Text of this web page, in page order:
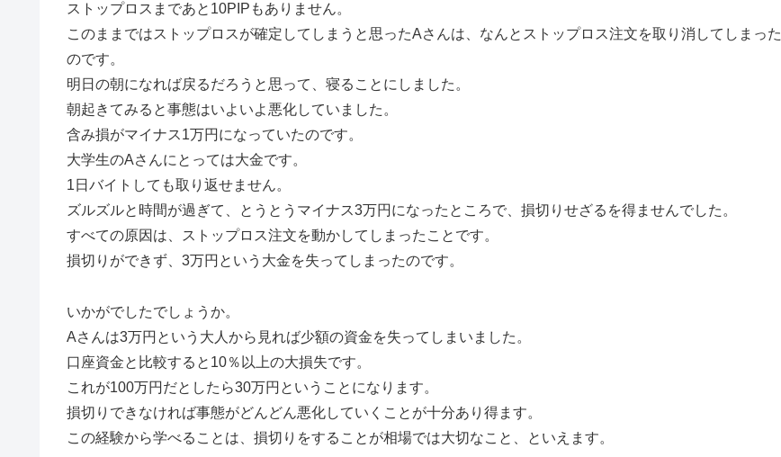
ストップロスまであと10PIPもありません。
このままではストップロスが確定してしまうと思ったAさんは、なんとストップロス注文を取り消してしまった
のです。
明日の朝になれば戻るだろうと思って、寝ることにしました。
朝起きてみると事態はいよいよ悪化していました。
含み損がマイナス1万円になっていたのです。
大学生のAさんにとっては大金です。
1日バイトしても取り返せません。
ズルズルと時間が過ぎて、とうとうマイナス3万円になったところで、損切りせざるを得ませんでした。
すべての原因は、ストップロス注文を動かしてしまったことです。
損切りができず、3万円という大金を失ってしまったのです。
いかがでしたでしょうか。
Aさんは3万円という大人から見れば少額の資金を失ってしまいました。
口座資金と比較すると10％以上の大損失です。
これが100万円だとしたら30万円ということになります。
損切りできなければ事態がどんどん悪化していくことが十分あり得ます。
この経験から学べることは、損切りをすることが相場では大切なこと、といえます。